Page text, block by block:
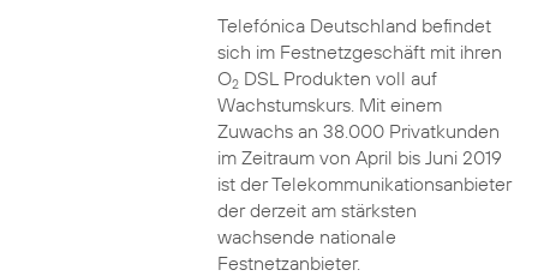
Telefónica Deutschland befindet
sich im Festnetzgeschäft mit ihren
O2DSL Produkten voll auf
Wachstumskurs. Mit einem
Zuwachs an 38.000 Privatkunden
im Zeitraum von April bis Juni 2019
ist der Telekommunikationsanbieter
der derzeit am stärksten
wachsende nationale
Festnetzanbieter.